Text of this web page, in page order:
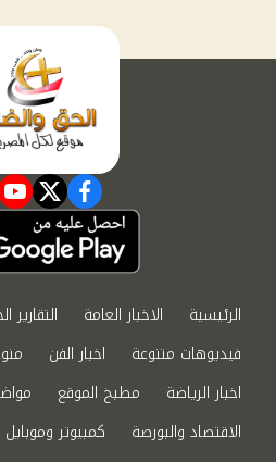
facebook
الرئيسية الاخبار العامة التقارير
فيديوهات متنوعة
اخبار الفن
اخبار الرياضة
مطبخ الموقع
الاقتصاد والبورصة
كمبيوتر وموبايل